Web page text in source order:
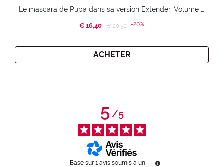
Le mascara de Pupa dans sa version Extender. Volume extension 3D. Des cils amplifiés et liftés à l’infini.
€ 16,40 Price reduced from
€ 20,50to-20%
ACHETER
5/5
Basé sur 1 avis soumis à un